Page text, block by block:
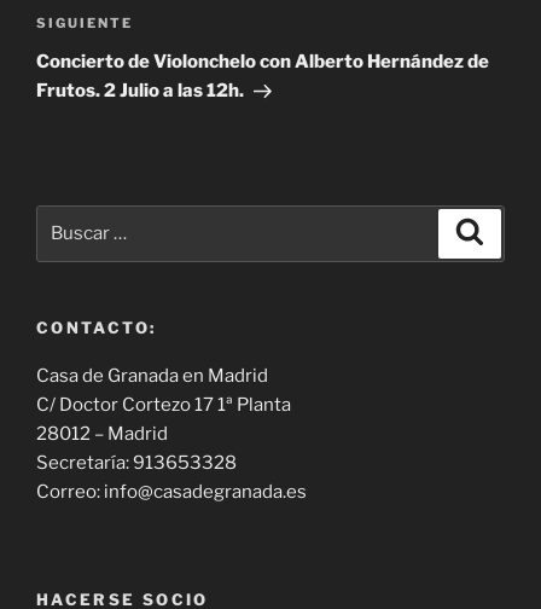
Siguiente
entrada
SIGUIENTE
Concierto de Violonchelo con Alberto Hernández de
Frutos. 2 Julio a las 12h.
CONTACTO:
Casa de Granada en Madrid
C/ Doctor Cortezo 17 1ª Planta
28012 – Madrid
Secretaría: 913653328
Correo: info@casadegranada.es
HACERSE SOCIO